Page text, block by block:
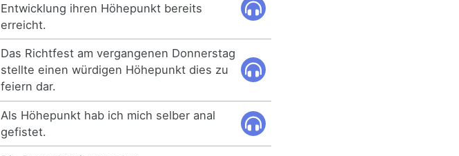
Entwicklung ihren Höhepunkt bereits
erreicht.
Das Richtfest am vergangenen Donnerstag
stellte einen würdigen Höhepunkt dies zu
feiern dar.
Als Höhepunkt hab ich mich selber anal
gefistet.